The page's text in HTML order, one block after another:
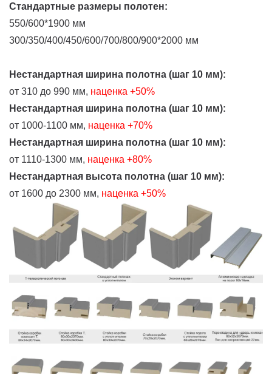
Стандартные размеры полотен:
550/600*1900 мм
300/350/400/450/600/700/800/900*2000 мм
Нестандартная ширина полотна (шаг 10 мм):
от 310 до 990 мм, наценка +50%
Нестандартная ширина полотна (шаг 10 мм):
от 1000-1100 мм, наценка +70%
Нестандартная ширина полотна (шаг 10 мм):
от 1110-1300 мм, наценка +80%
Нестандартная высота полотна (шаг 10 мм):
от 1600 до 2300 мм, наценка +50%